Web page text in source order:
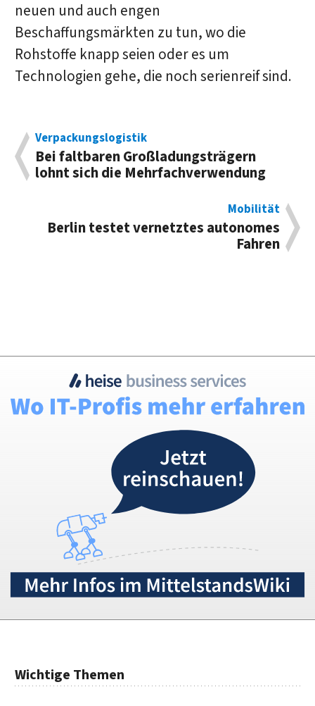
neuen und auch engen
Beschaffungsmärkten zu tun, wo die
Rohstoffe knapp seien oder es um
Technologien gehe, die noch serienreif sind.
Verpackungslogistik
Bei faltbaren Groß­ladungs­trägern
lohnt sich die Mehrfach­verwendung
Mobilität
Berlin testet ver­netztes auto­nomes
Fahren
Wichtige Themen